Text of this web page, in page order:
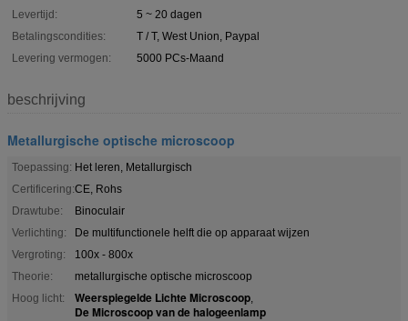
Levertijd:
5 ~ 20 dagen
Betalingscondities:
T / T, West Union, Paypal
Levering vermogen:
5000 PCs-Maand
beschrijving
Metallurgische optische microscoop
Toepassing: Het leren, Metallurgisch
Certificering:CE, Rohs
Drawtube:
Binoculair
Verlichting:
De multifunctionele helft die op apparaat wijzen
Vergroting:
100x - 800x
Theorie:
metallurgische optische microscoop
Hoog licht:
Weerspiegelde Lichte Microscoop,
De Microscoop van de halogeenlamp